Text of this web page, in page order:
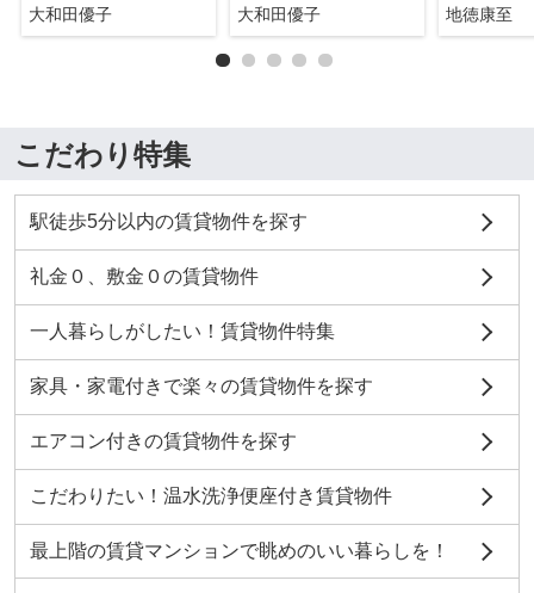
大和田優子 大和田優子 地徳康至
こだわり特集
駅徒歩5分以内の賃貸物件を探す
礼金０、敷金０の賃貸物件
一人暮らしがしたい！賃貸物件特集
家具・家電付きで楽々の賃貸物件を探す
エアコン付きの賃貸物件を探す
こだわりたい！温水洗浄便座付き賃貸物件
最上階の賃貸マンションで眺めのいい暮らしを！